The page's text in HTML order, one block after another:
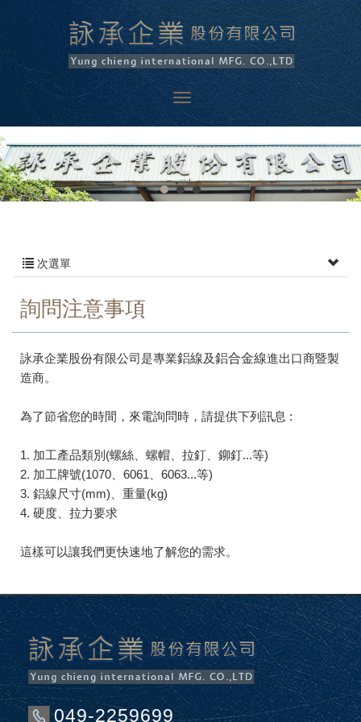
次選單
詢問注意事項
詠承企業股份有限公司是專業鋁線及鋁合金線進出口商暨製
造商。
為了節省您的時間，來電詢問時，請提供下列訊息 :
1. 加工產品類別(螺絲、螺帽、拉釘、鉚釘...等)
2. 加工牌號(1070、6061、6063...等)
3. 鋁線尺寸(mm)、重量(kg)
4. 硬度、拉力要求
這樣可以讓我們更快速地了解您的需求。
049-2259699